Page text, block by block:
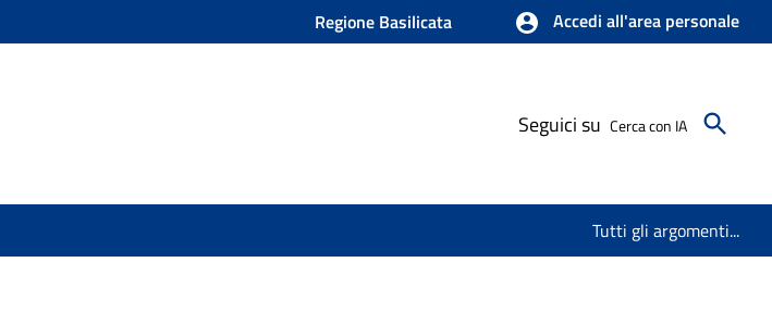
Regione Basilicata Accedi all'area personale
Seguici su Cerca con IA
Tutti gli argomenti...